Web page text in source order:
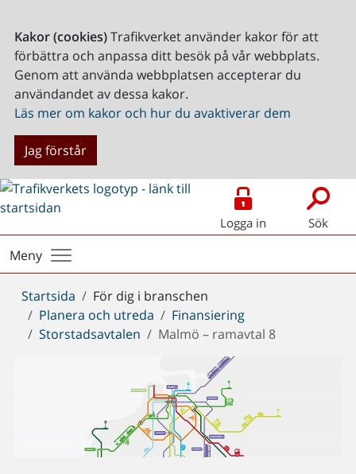
Kakor (cookies)Trafikverket använder kakor för att
förbättra och anpassa ditt besök på vår webbplats.
Genom att använda webbplatsen accepterar du
användandet av dessa kakor.
Läs mer om kakor och hur du avaktiverar dem
Jag förstår
Logga in Sök
Meny
Du
är
här:
Startsida
För dig i branschen
Planera och utreda
Finansiering
Storstadsavtalen
Malmö – ramavtal 8